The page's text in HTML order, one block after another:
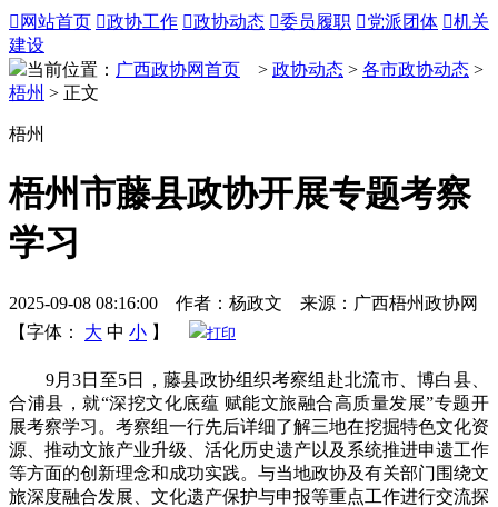
 网站首页 政协工作 政协动态 委员履职 党派团体 机关
建设
当前位置： 广西政协网首页 > 政协动态 > 各市政协动态 >
梧州 > 正文
梧州
梧州市藤县政协开展专题考察
学习
2025-09-08 08:16:00 作者：杨政文 来源：广西梧州政协网
【字体：
大 中 小 】 打印
9月3日至5日，藤县政协组织考察组赴北流市、博白县、
合浦县，就“深挖文化底蕴 赋能文旅融合高质量发展”专题开
展考察学习。考察组一行先后详细了解三地在挖掘特色文化资
源、推动文旅产业升级、活化历史遗产以及系统推进申遗工作
等方面的创新理念和成功实践。与当地政协及有关部门围绕文
旅深度融合发展、文化遗产保护与申报等重点工作进行交流探